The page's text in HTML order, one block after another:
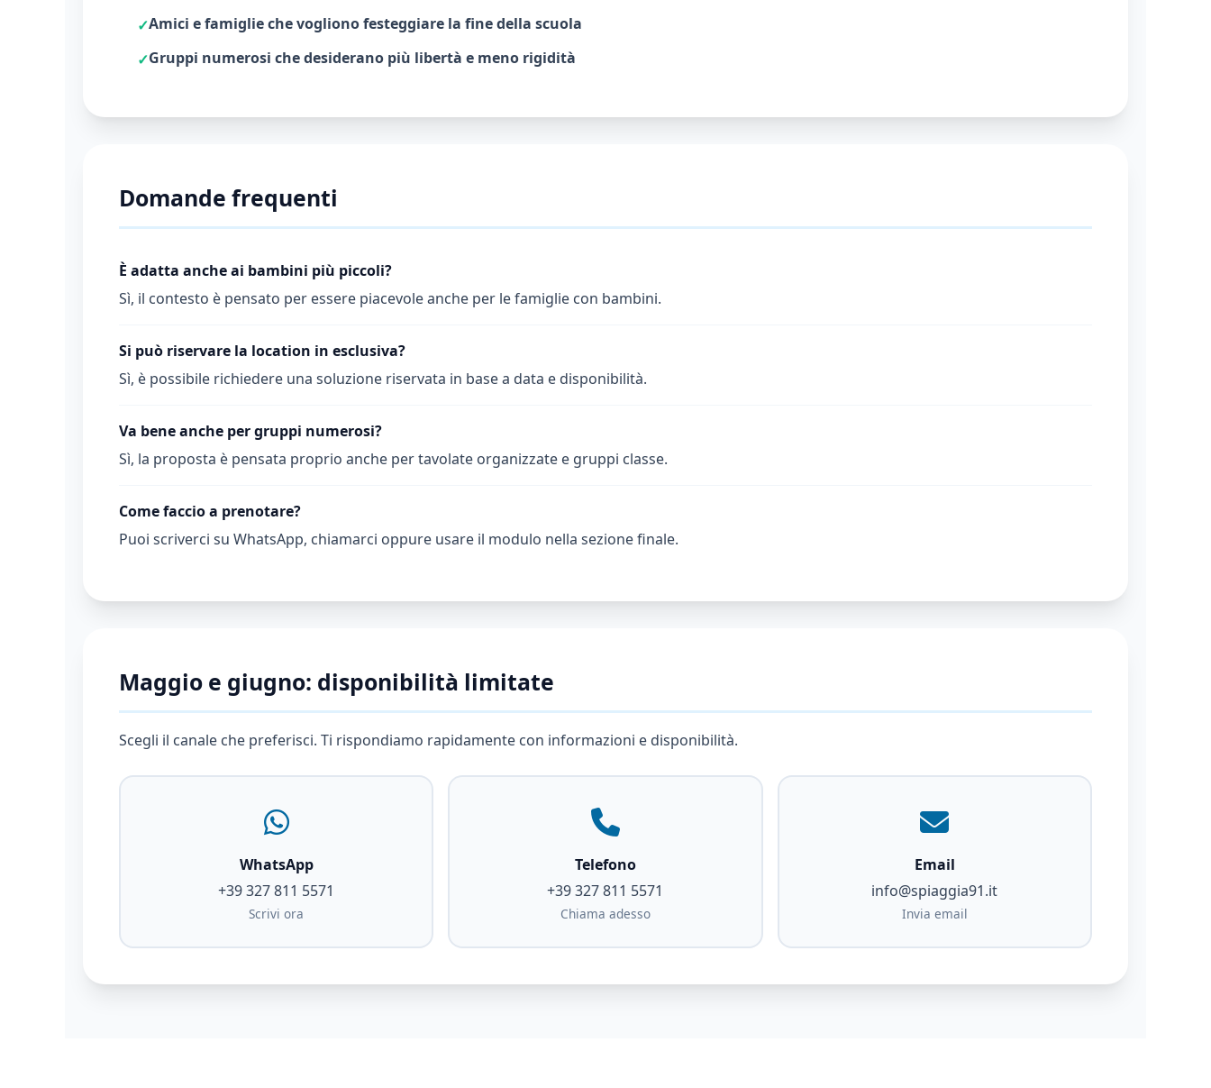
Amici e famiglie che vogliono festeggiare la fine della scuola
Gruppi numerosi che desiderano più libertà e meno rigidità
Domande frequenti
È adatta anche ai bambini più piccoli?
Sì, il contesto è pensato per essere piacevole anche per le famiglie con bambini.
Si può riservare la location in esclusiva?
Sì, è possibile richiedere una soluzione riservata in base a data e disponibilità.
Va bene anche per gruppi numerosi?
Sì, la proposta è pensata proprio anche per tavolate organizzate e gruppi classe.
Come faccio a prenotare?
Puoi scriverci su WhatsApp, chiamarci oppure usare il modulo nella sezione finale.
Maggio e giugno: disponibilità limitate
Scegli il canale che preferisci. Ti rispondiamo rapidamente con informazioni e disponibilità.
WhatsApp
+39 327 811 5571
Scrivi ora
Telefono
+39 327 811 5571
Chiama adesso
Email
info@spiaggia91.it
Invia email